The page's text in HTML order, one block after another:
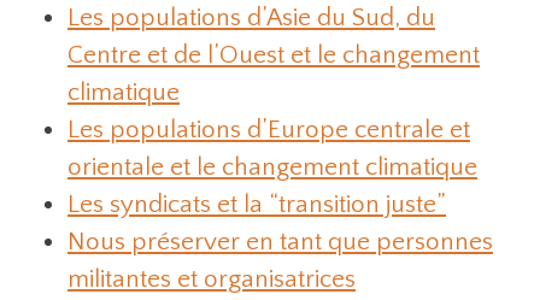
Les populations d’Asie du Sud, du
Centre et de l’Ouest et le changement
climatique
Les populations d’Europe centrale et
orientale et le changement climatique
Les syndicats et la “transition juste”
Nous préserver en tant que personnes
militantes et organisatrices